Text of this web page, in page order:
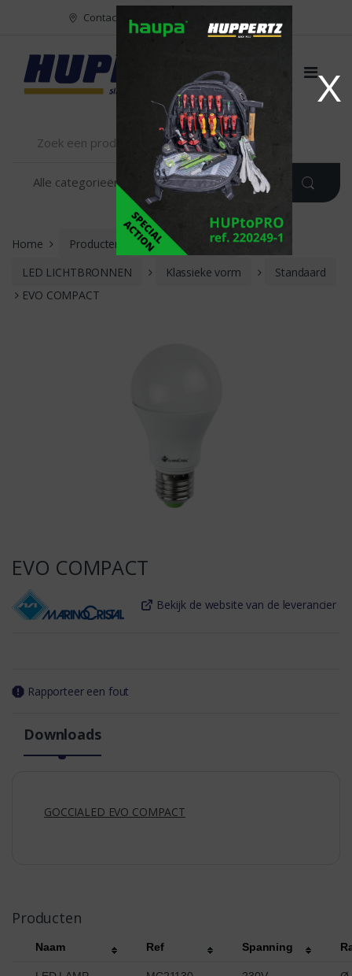
X
Contact
Home Producten
VERLICHTING
LED LICHTBRONNEN
Klassieke vorm
Standaard
EVO COMPACT
EVO COMPACT
Bekijk de website van de leverancier
Rapporteer een fout
Downloads
GOCCIALED EVO COMPACT
Producten
Naam Ref Spanning